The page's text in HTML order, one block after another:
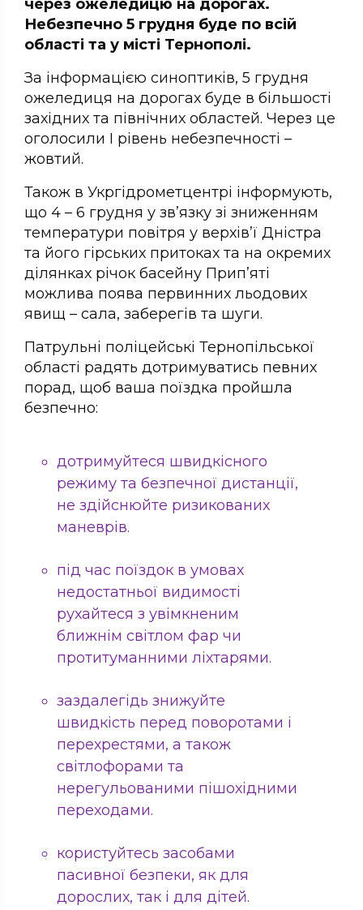
через ожеледицю на дорогах.
Небезпечно 5 грудня буде по всій
області та у місті Тернополі.
За інформацією синоптиків, 5 грудня
ожеледиця на дорогах буде в більшості
західних та північних областей. Через це
оголосили І рівень небезпечності –
жовтий.
Також в Укргідрометцентрі інформують,
що 4 – 6 грудня у зв’язку зі зниженням
температури повітря у верхів’ї Дністра
та його гірських притоках та на окремих
ділянках річок басейну Прип’яті
можлива поява первинних льодових
явищ – сала, заберегів та шуги.
Патрульні поліцейські Тернопільської
області радять дотримуватись певних
порад, щоб ваша поїздка пройшла
безпечно:
дотримуйтеся швидкісного
режиму та безпечної дистанції,
не здійснюйте ризикованих
маневрів.
під час поїздок в умовах
недостатньої видимості
рухайтеся з увімкненим
ближнім світлом фар чи
протитуманними ліхтарями.
заздалегідь знижуйте
швидкість перед поворотами і
перехрестями, а також
світлофорами та
нерегульованими пішохідними
переходами.
користуйтесь засобами
пасивної безпеки, як для
дорослих, так і для дітей.